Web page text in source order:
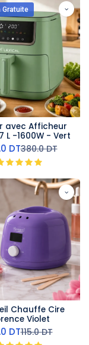
Gratuite
avec Afficheur
L -1600W - Vert
DT380.0DT
Chauffe Cire
Violet
DT115.0DT